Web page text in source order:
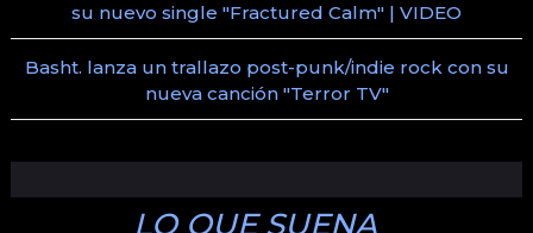
su nuevo single "Fractured Calm" | VIDEO
Basht. lanza un trallazo post-punk/indie rock con su
nueva canción "Terror TV"
LO QUE SUENA